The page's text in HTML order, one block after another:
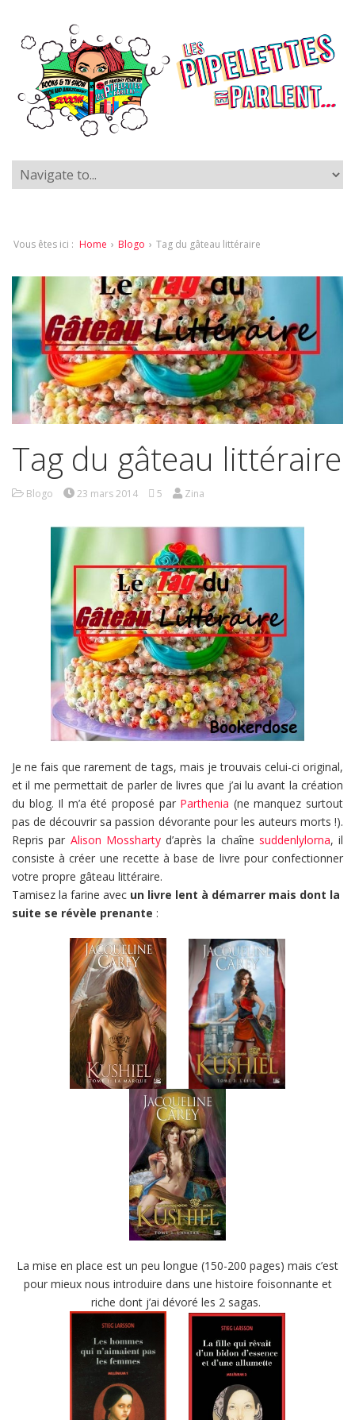
Vous êtes ici : Home › Blogo › Tag du gâteau littéraire
Tag du gâteau littéraire
Blogo 23 mars 2014 5 Zina
Je ne fais que rarement de tags, mais je trouvais celui-ci original,
et il me permettait de parler de livres que j’ai lu avant la création
du blog. Il m’a été proposé par Parthenia (ne manquez surtout
pas de découvrir sa passion dévorante pour les auteurs morts !).
Repris par Alison Mosshartyd’après la chaîne suddenlylorna, il
consiste à créer une recette à base de livre pour confectionner
votre propre gâteau littéraire.
Tamisez la farine avec un livre lent à démarrer mais dont la
suite se révèle prenante :
La mise en place est un peu longue (150-200 pages) mais c’est
pour mieux nous introduire dans une histoire foisonnante et
riche dont j’ai dévoré les 2 sagas.